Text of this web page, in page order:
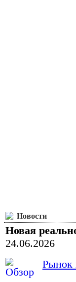
Новости
Новая
24.06.2026
Рынок